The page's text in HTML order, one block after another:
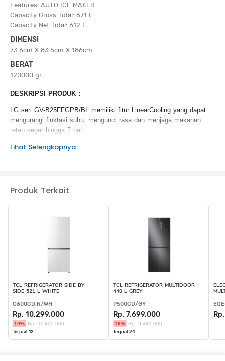
Features: AUTO ICE MAKER
Capacity Gross Total: 671 L
Capacity Net Total: 612 L
DIMENSI
73.6cm X 83.5cm X 186cm
BERAT
120000 gr
DESKRIPSI PRODUK :
LG seri GV-B25FFGPB/BL memiliki fitur LinearCooling yang dapat
mengurangi fluktasi suhu, mengunci rasa dan menjaga makanan
tetap segar hingga 7 hari
KEUNGGULAN PRODUK :
Auto Ice Maker
Lihat Selengkapnya
Produk Terkait
TCL REFRIGERATOR SIDE BY
SIDE 521 L WHITE
C600CD.N/WH
Rp. 10.299.000
10% Rp. 11.409.000
Terjual 12
TCL REFRIGERATOR MULTIDOOR
440 L GREY
P500CD/GY
Rp. 7.699.000
19% Rp. 9.449.000
Terjual 24